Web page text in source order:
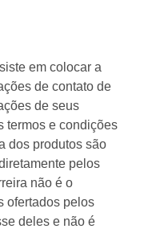
em colocar a
de contato de
de seus
termos e condições
dos produtos são
pelos
não é o
ofertados pelos
deles e não é